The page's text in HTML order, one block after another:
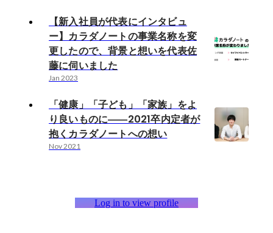
【新入社員が代表にインタビュ
ー】カラダノートの事業名称を変
更したので、背景と想いを代表佐
藤に伺いました
Jan 2023
「健康」「子ども」「家族」をよ
り良いものに――2021卒内定者が
抱くカラダノートへの想い
Nov 2021
Log in to view profile